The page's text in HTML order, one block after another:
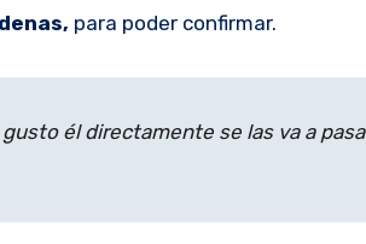
para poder confirmar.
él directamente se las va a